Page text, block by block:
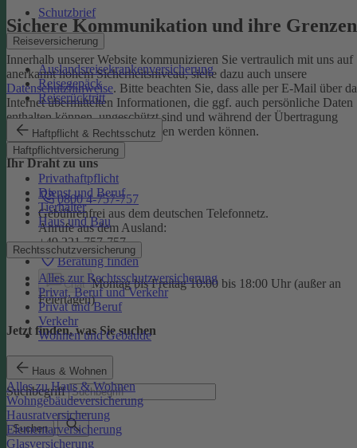
Schutzbrief
Reiseversicherung
Auslandsreisekrankenversicherung
Reisegepäck
Reiserücktritt
Haftpflicht & Rechtsschutz
Haftpflichtversicherung
Privathaftpflicht
Dienst und Beruf
Tierhalter
Haus und Bau
Rechtsschutzversicherung
Alles zur Rechtsschutzversicherung
Privat, Beruf und Verkehr
Privat und Beruf
Verkehr
Wohnen und Gebäude
Haus & Wohnen
Alles zu Haus & Wohnen
Wohngebäudeversicherung
Hausratversicherung
Elementarversicherung
Glasversicherung
Sichere Kommunikation und ihre Grenzen
Innerhalb unserer Website kommunizieren Sie vertraulich mit uns auf
anerkannt hohem Sicherheitsniveau, siehe dazu auch unsere
Datenschutzhinweise. Bitte beachten Sie, dass alle per E-Mail über
Internet übermittelten Informationen, die ggf. auch persönliche Daten
enthalten können, ungeschützt sind und während der Übertragung
potenziell von Dritten eingesehen werden können.
Ihr Draht zu uns
0800 4-757-757
Gebührenfrei aus dem deutschen Telefonnetz.
Anrufe aus dem Ausland:
+49 221 757-757
Beratung finden
Chat Montag bis Freitag 10:00 bis 18:00 Uhr (außer an
Feiertagen)
Jetzt finden, was Sie suchen
Suchbegriff
Suchen